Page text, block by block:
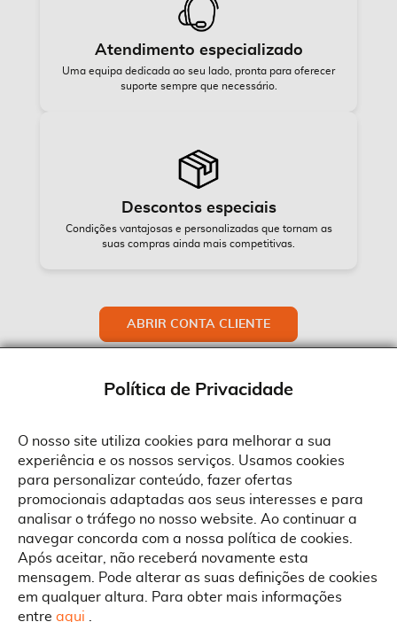
Atendimento especializado
Uma equipa dedicada ao seu lado, pronta para oferecer
suporte sempre que necessário.
Descontos especiais
Condições vantajosas e personalizadas que tornam as
suas compras ainda mais competitivas.
ABRIR CONTA CLIENTE
Política de Privacidade
O nosso site utiliza cookies para melhorar a sua
experiência e os nossos serviços. Usamos cookies
para personalizar conteúdo, fazer ofertas
promocionais adaptadas aos seus interesses e para
analisar o tráfego no nosso website. Ao continuar a
navegar concorda com a nossa política de cookies.
Após aceitar, não receberá novamente esta
mensagem. Pode alterar as suas definições de cookies
em qualquer altura. Para obter mais informações
entre aqui
Sobre a Suprides
Quem Somos
Informações
Termos e Condições
Condições Gerais de Venda
Serviço Pós-Venda
Contactos
Morada
Rua Gonçalves Zarco, 1837
Política de Cookies
Ao aceitar a política de cookies da Suprides deverá ter em consideração
que a utilização de cookies possibilita a personalização da utilização e a
apresentação de serviços e ofertas adaptadas ao seu interesses. Pode
alterar as suas definições de cookies a qualquer altura.